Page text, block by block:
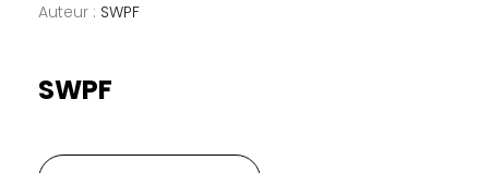
Auteur : SWPF
SWPF